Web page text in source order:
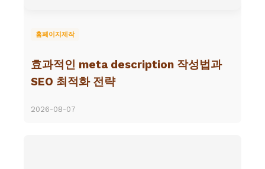
홈페이지제작
효과적인 meta description 작성법과
SEO 최적화 전략
2026-08-07